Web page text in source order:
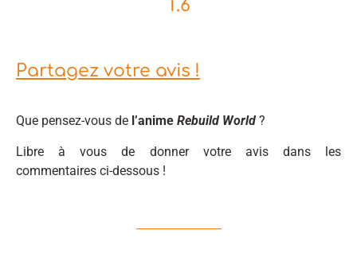
T.6
Partagez votre avis !
Que pensez-vous de l’anime Rebuild World ?
Libre à vous de donner votre avis dans les
commentaires ci-dessous !